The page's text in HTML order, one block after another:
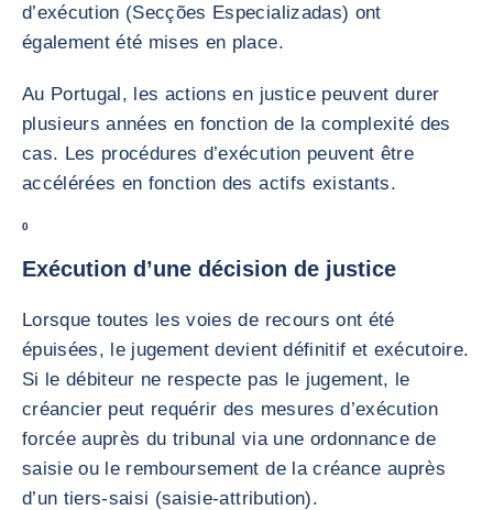
d’exécution (Secções Especializadas) ont
également été mises en place.
Au Portugal, les actions en justice peuvent durer
plusieurs années en fonction de la complexité des
cas. Les procédures d’exécution peuvent être
accélérées en fonction des actifs existants.
0
Exécution d’une décision de justice
Lorsque toutes les voies de recours ont été
épuisées, le jugement devient définitif et exécutoire.
Si le débiteur ne respecte pas le jugement, le
créancier peut requérir des mesures d’exécution
forcée auprès du tribunal via une ordonnance de
saisie ou le remboursement de la créance auprès
d’un tiers-saisi (saisie-attribution).